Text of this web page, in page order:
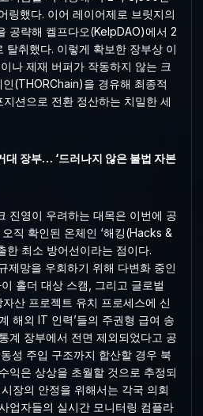
링했다. 이어 레이어제로 브릿지의
공략해 켈프다오(KelpDAO)에서 2
취했다. 이렇게 확보한 장부상 이
나 제재 버퍼가 작동하지 않는 크
(THORChain)을 경유해 최종적
션으로 전환 정산하는 치밀한 세
대 장부… ‘드러나지 않은 불법 자본
진영이 우려하는 대목은 이번에 공
직 확인된 온체인 ‘해킹(Hacks &
한 최소 방어선이라는 점이다.
제망을 우회하기 위해 다변화 중인
홀더 대상 스캠, 그리고 글로벌
산 프로젝트 유치 프로세스에 신
해외 IT 인력’들의 주권형 급여 송
계 장부에서 전면 제외되었다고 공
성 주입 구조까지 합산할 경우 북
익은 상상을 초월할 것으로 추정되
장의 안정을 위해서는 각국 의회
업자들의 실시간 모니터링 컴플라